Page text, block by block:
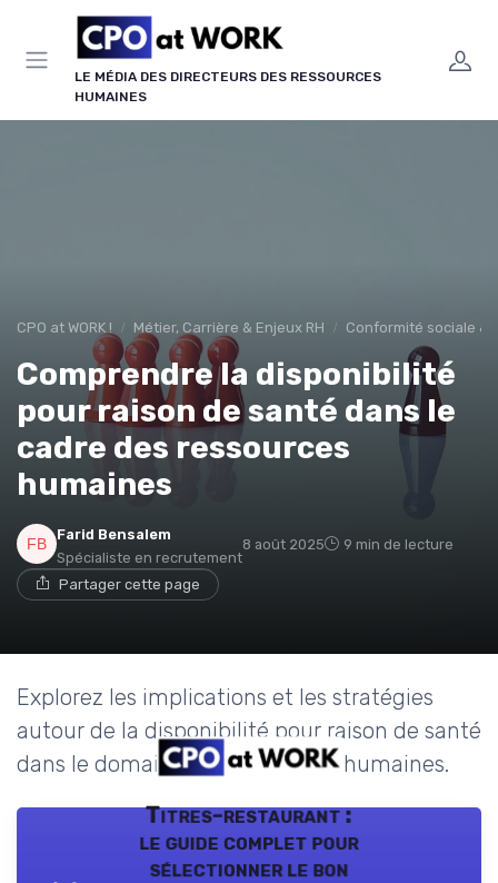
LE MÉDIA DES DIRECTEURS DES RESSOURCES
HUMAINES
CPO at WORK ! Métier, Carrière & Enjeux RH Conformité sociale &
Comprendre la disponibilité
pour raison de santé dans le
cadre des ressources
humaines
Farid Bensalem
Spécialiste en recrutement
8 août 2025 9 min de lecture
Partager cette page
Explorez les implications et les stratégies
autour de la disponibilité pour raison de santé
dans le domaine des ressources humaines.
Titres-restaurant :
le guide complet pour
sélectionner le bon
Panneau de gestion des cookies